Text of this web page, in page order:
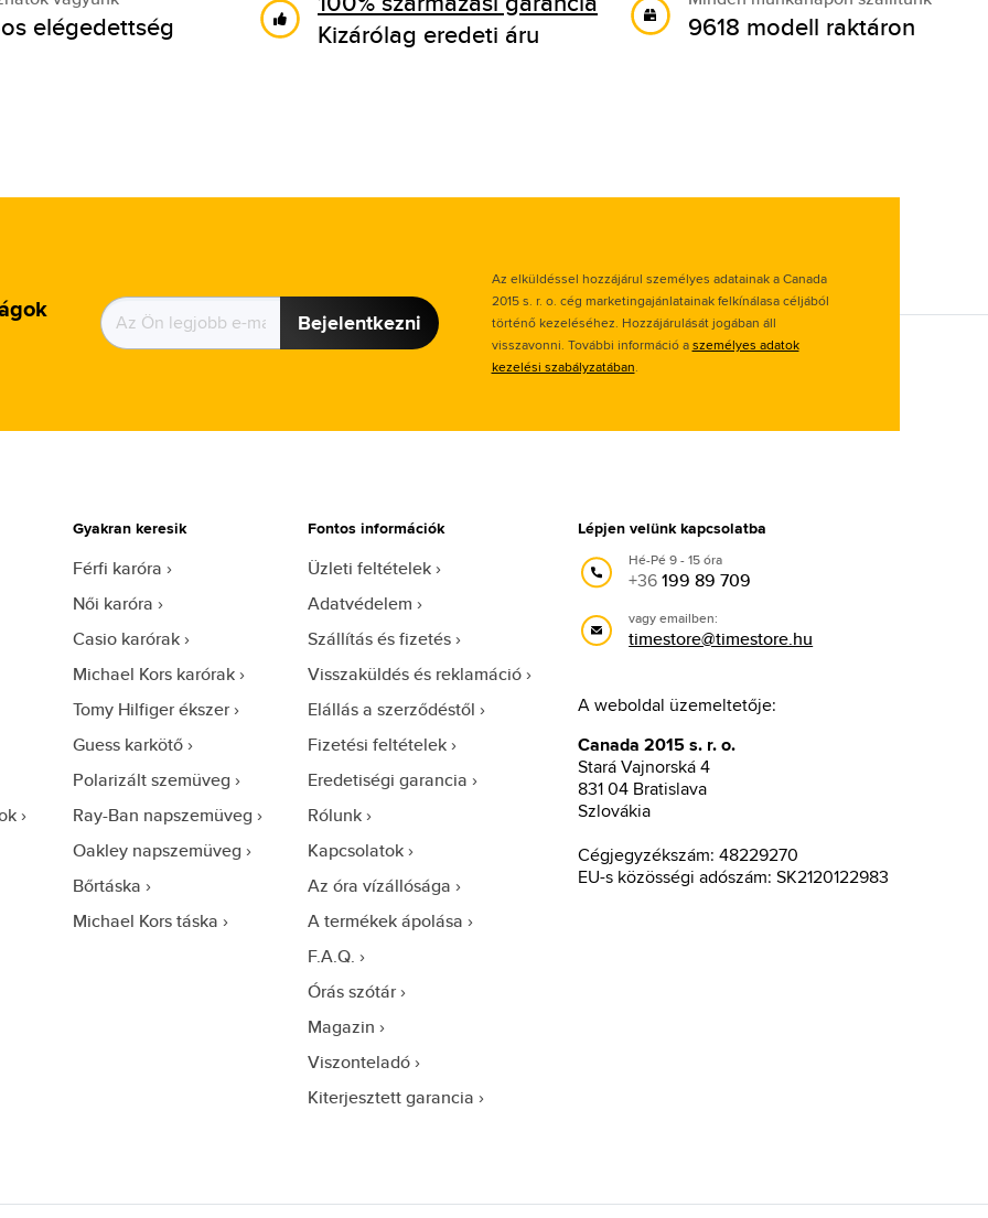
elégedettség
Kizárólag eredeti áru
9618 modell raktáron
Bejelentkezni
Az elküldéssel hozzájárul személyes adatainak a Canada
2015 s. r. o. cég marketingajánlatainak felkínálasa céljából
történő kezeléséhez. Hozzájárulását jogában áll
visszavonni. További információ aszemélyes adatok
kezelési szabályzatában.
Gyakran keresik
Férfi karóra
Női karóra
Casio karórak
Michael Kors karórak
Tomy Hilfiger ékszer
Guess karkötő
Polarizált szemüveg
Ray-Ban napszemüveg
Oakley napszemüveg
Bőrtáska
Michael Kors táska
Fontos információk
Üzleti feltételek
Adatvédelem
Szállítás és fizetés
Visszaküldés és reklamáció
Elállás a szerződéstől
Fizetési feltételek
Eredetiségi garancia
Rólunk
Kapcsolatok
Az óra vízállósága
A termékek ápolása
F.A.Q.
Órás szótár
Magazin
Viszonteladó
Kiterjesztett garancia
Lépjen velünk kapcsolatba
Hé-Pé 9 - 15 óra
+36199 89 709
vagy emailben:
timestore@timestore.hu
A weboldal üzemeltetője:
Canada 2015 s. r. o.
Stará Vajnorská 4
831 04 Bratislava
Szlovákia
Cégjegyzékszám: 48229270
EU-s közösségi adószám: SK2120122983